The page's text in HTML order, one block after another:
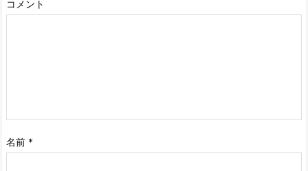
コメント
名前 *